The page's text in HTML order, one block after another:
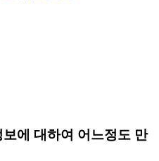
에 대하여 어느정도 만